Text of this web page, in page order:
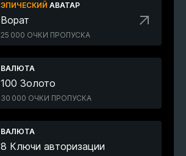
ЭПИЧЕСКИЙ АВАТАР
Ворат
25 000 ОЧКИ ПРОПУСКА
ВАЛЮТА
100 Золото
30 000 ОЧКИ ПРОПУСКА
ВАЛЮТА
8 Ключи авторизации